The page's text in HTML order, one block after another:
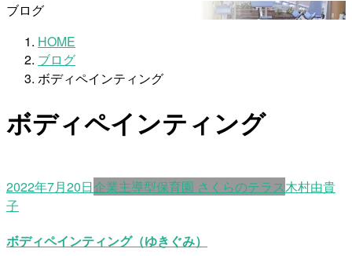
ブログ
HOME
ブログ
ボディペインティング
ボディペインティング
2022年7月20日企業主導型保育園 さくらのテラス木村由貴
子
ボディペインティング（ゆきぐみ）